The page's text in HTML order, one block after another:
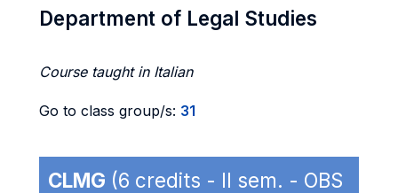
Department of Legal Studies
Course taught in Italian
Go to class group/s: 31
CLMG (6 credits - II sem. - OBS